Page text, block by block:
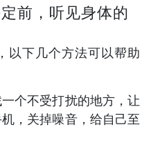
前，听见身体的
以下几个方法可以帮助
个不受打扰的地方，让
，关掉噪音，给自己至